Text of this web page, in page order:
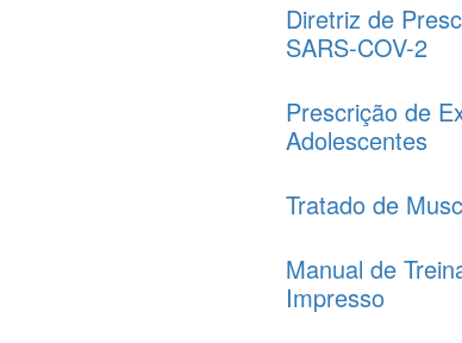
Diretriz de
SARS-COV-2
Prescrição de
Adolescentes
Tratado de
Manual de
Impresso